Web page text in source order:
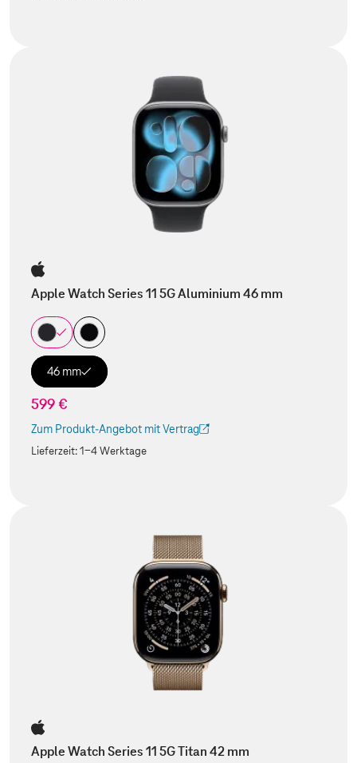
Apple Watch Series 11 5G Aluminium 46 mm
46 mm
599 €
Zum Produkt-Angebot mit Vertrag
(Der Link wird in einem neuen Tab geöffnet)
Lieferzeit:1-4 Werktage
Apple Watch Series 11 5G Titan 42 mm